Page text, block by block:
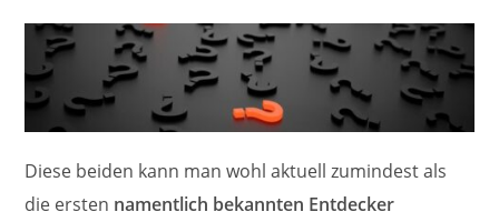
Diese beiden kann man wohl aktuell zumindest als
die ersten namentlich bekannten Entdecker